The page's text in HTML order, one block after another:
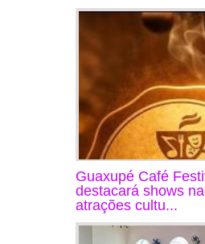
Guaxupé Café
destacará shows
atrações cultu...